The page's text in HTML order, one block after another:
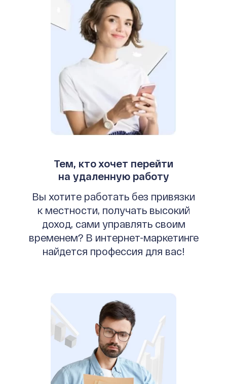
Тем, кто хочет перейти
на удаленную работу
Вы хотите работать без привязки
к местности, получать высокий
доход, сами управлять своим
временем? В интернет-маркетинге
найдется профессия для вас!